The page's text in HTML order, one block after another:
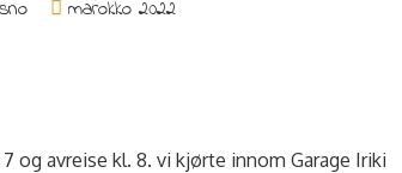
marokko 2022
og avreise kl. 8. vi kjørte innom Garage Iriki